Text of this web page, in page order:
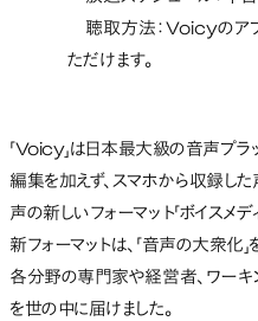
聴取方法：Voicyのア
ただけます。
「Voicy」は日本最大級の音声プラッ
編集を加えず、スマホから収録した
声の新しいフォーマット「ボイスメ
新フォーマットは、「音声の大衆化
各分野の専門家や経営者、ワーキ
を世の中に届けました。